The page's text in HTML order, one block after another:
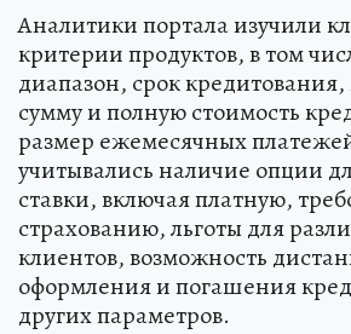
Аналитики портала изучили
критерии продуктов, в том
диапазон, срок
сумму и полную стоимость
размер ежемесячных
учитывались наличие опции
ставки, включая платную,
страхованию, льготы для
клиентов, возможность
оформления и погашения
других параметров.